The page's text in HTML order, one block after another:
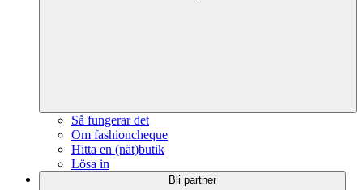
Så fungerar det
Om fashioncheque
Hitta en (nät)butik
Lösa in
Bli partner